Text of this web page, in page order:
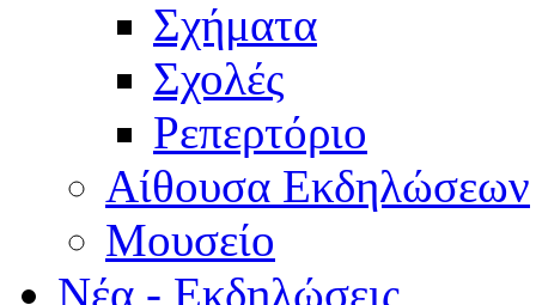
Σχήματα
Σχολές
Ρεπερτόριο
Aίθουσα Εκδηλώσεων
Μουσείο
Νέα - Εκδηλώσεις